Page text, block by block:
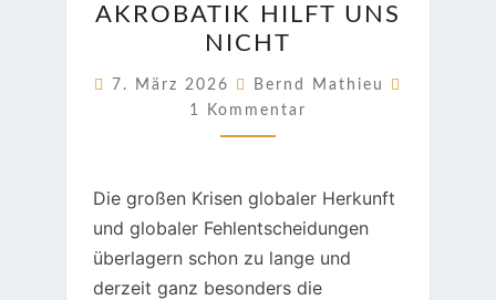
HILFT
UNS
NICHT
AKROBATIK HILFT UNS
NICHT
7. März 2026 Bernd Mathieu
1 Kommentar
Die großen Krisen globaler Herkunft
und globaler Fehlentscheidungen
überlagern schon zu lange und
derzeit ganz besonders die